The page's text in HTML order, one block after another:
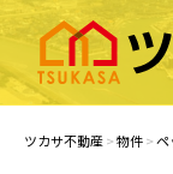
コ
テ
ン
ツカサ不
笠岡市で不動産の
ツカサ不動産>物件>ペ